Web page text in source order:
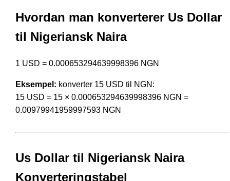
Hvordan man konverterer Us Dollar
til Nigeriansk Naira
1 USD = 0.000653294639998396 NGN
Eksempel: konverter 15 USD til NGN:
15 USD = 15 × 0.000653294639998396 NGN =
0.00979941959997593 NGN
Us Dollar til Nigeriansk Naira
Konverteringstabel